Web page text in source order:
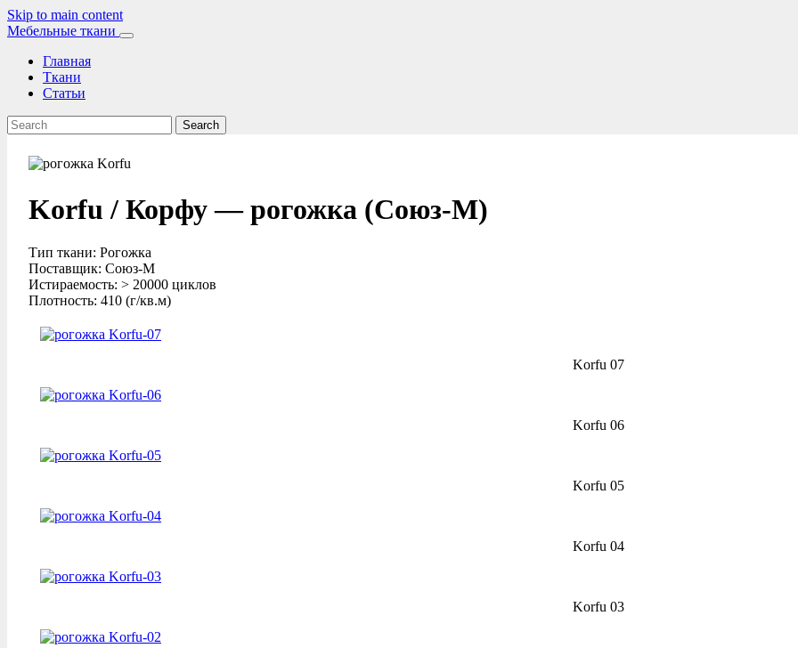
Skip to main content
Мебельные ткани
Главная
Ткани
Статьи
Search
Korfu / Корфу — рогожка (Союз-М)
Тип ткани: Рогожка
Поставщик: Союз-М
Истираемость: > 20000 циклов
Плотность: 410 (г/кв.м)
Korfu 07
Korfu 06
Korfu 05
Korfu 04
Korfu 03